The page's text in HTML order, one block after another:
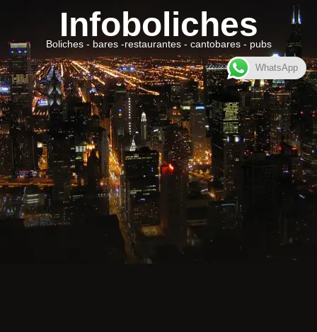
Infoboliches
Boliches - bares -restaurantes - cantobares - pubs
WhatsApp